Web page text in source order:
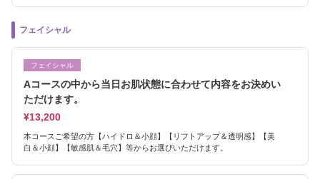
フェイシャル
フェイシャル
Aコースの中から当日お肌状態に合わせて内容をお決めい
ただけます。
¥13,200
本コースご希望の方【ハイドロ＆小顔】【リフトアップ＆透明感】【美
白＆小顔】【敏感肌＆毛穴】等からお選びいただけます。